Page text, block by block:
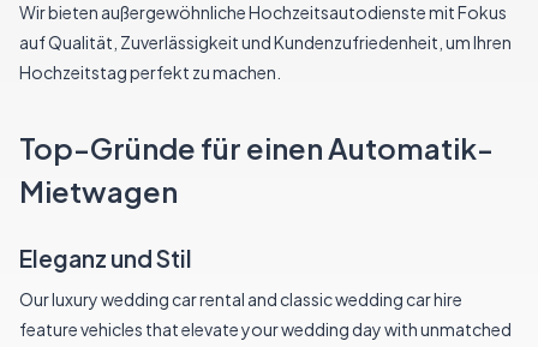
Wir bieten außergewöhnliche Hochzeitsautodienste mit Fokus
auf Qualität, Zuverlässigkeit und Kundenzufriedenheit, um Ihren
Hochzeitstag perfekt zu machen.
Top-Gründe für einen Automatik-
Mietwagen
Eleganz und Stil
Our luxury wedding car rental and classic wedding car hire
feature vehicles that elevate your wedding day with unmatched